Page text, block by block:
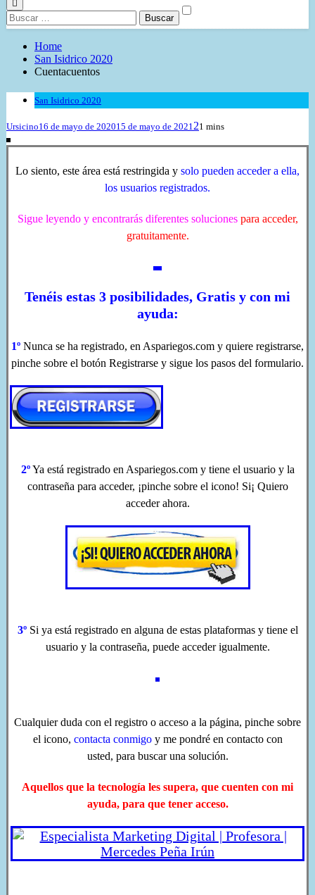
Home
San Isidrico 2020
Cuentacuentos
San Isidrico 2020
Ursicino16 de mayo de 202015 de mayo de 202121 mins
Lo siento, este área está restringida y solo pueden acceder a ella,
los usuarios registrados.
Sigue leyendo y encontrarás diferentes soluciones para acceder,
gratuitamente.
Tenéis estas 3 posibilidades, Gratis y con mi
ayuda:
1º Nunca se ha registrado, en Aspariegos.com y quiere registrarse,
pinche sobre el botón Registrarse y sigue los pasos del formulario.
2ºYa está registrado en Aspariegos.com y tiene el usuario y la
contraseña para acceder, ¡pinche sobre el icono! Si¡ Quiero
acceder ahora.
3ºSi ya está registrado en alguna de estas plataformas y tiene el
usuario y la contraseña, puede acceder igualmente.
Cualquier duda con el registro o acceso a la página, pinche sobre
el icono, contacta conmigoy me pondré en contacto con
usted, para buscar una solución.
Aquellos que la tecnología les supera, que cuenten con mi
ayuda, para que tener acceso.